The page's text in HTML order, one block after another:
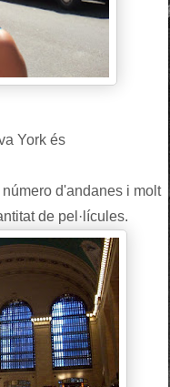
York és
d'andanes i molt
de pel·lícules.